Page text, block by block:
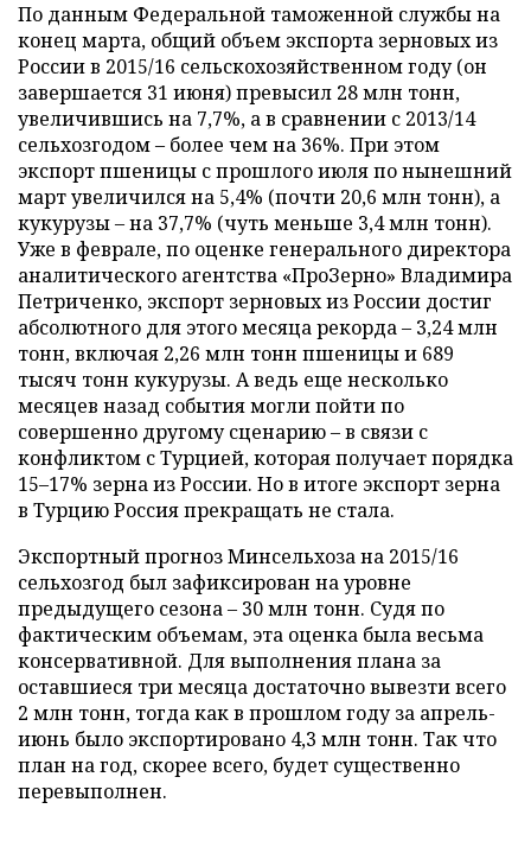
По данным Федеральной таможенной службы на
конец марта, общий объем экспорта зерновых из
России в 2015/16 сельскохозяйственном году (он
завершается 31 июня) превысил 28 млн тонн,
увеличившись на 7,7%, а в сравнении с 2013/14
сельхозгодом – более чем на 36%. При этом
экспорт пшеницы с прошлого июля по нынешний
март увеличился на 5,4% (почти 20,6 млн тонн), а
кукурузы – на 37,7% (чуть меньше 3,4 млн тонн).
Уже в феврале, по оценке генерального директора
аналитического агентства «ПроЗерно» Владимира
Петриченко, экспорт зерновых из России достиг
абсолютного для этого месяца рекорда – 3,24 млн
тонн, включая 2,26 млн тонн пшеницы и 689
тысяч тонн кукурузы. А ведь еще несколько
месяцев назад события могли пойти по
совершенно другому сценарию – в связи с
конфликтом с Турцией, которая получает порядка
15–17% зерна из России. Но в итоге экспорт зерна
в Турцию Россия прекращать не стала.
Экспортный прогноз Минсельхоза на 2015/16
сельхозгод был зафиксирован на уровне
предыдущего сезона – 30 млн тонн. Судя по
фактическим объемам, эта оценка была весьма
консервативной. Для выполнения плана за
оставшиеся три месяца достаточно вывезти всего
2 млн тонн, тогда как в прошлом году за апрель-
июнь было экспортировано 4,3 млн тонн. Так что
план на год, скорее всего, будет существенно
перевыполнен.